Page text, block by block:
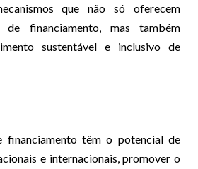
que não só oferecem
de financiamento, mas também
sustentável e inclusivo de
financiamento têm o potencial de
e internacionais, promover o